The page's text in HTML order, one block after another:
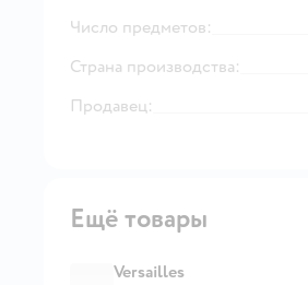
Число предметов:
Страна производства:
Продавец:
Ещё товары
Versailles